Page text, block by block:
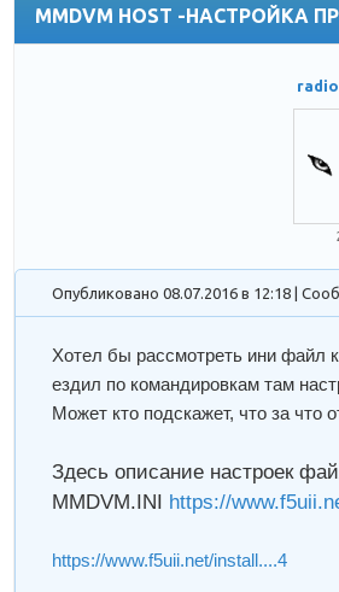
MMDVM HOST -НАСТРОЙКА
Опубликовано 08.07.2016 в 12:18 |
Хотел бы рассмотреть ини файл
ездил по командировкам там
Может кто подскажет, что за что
Здесь описание настроек
MMDVM.INI https://
https://www.f5uii.net/install....4